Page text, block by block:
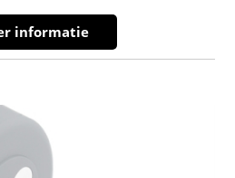
informatie